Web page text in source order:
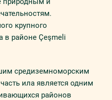
крупного
в районе Çeşmeli
средиземноморским
ила является одним
районов